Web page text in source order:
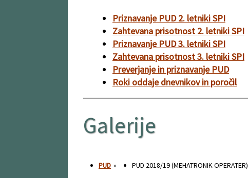
Priznavanje PUD 2. letniki SPI
Zahtevana prisotnost 2. letniki SPI
Priznavanje PUD 3. letniki SPI
Zahtevana prisotnost 3. letniki SPI
Preverjanje in priznavanje PUD
Roki oddaje dnevnikov in poročil
Galerije
PUD » PUD 2018/19 (MEHATRONIK OPERATER)